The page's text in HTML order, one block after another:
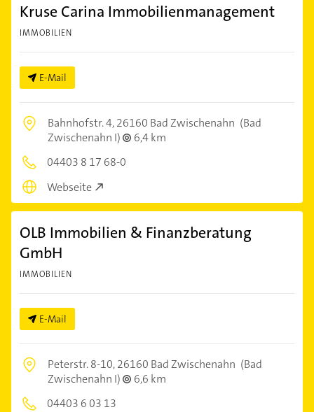
Kruse Carina Immobilienmanagement
IMMOBILIEN
E-Mail
Bahnhofstr. 4,26160 Bad Zwischenahn (Bad
Zwischenahn I)
6,4 km
04403 8 17 68-0
Webseite
OLB Immobilien & Finanzberatung
GmbH
IMMOBILIEN
E-Mail
Peterstr. 8-10,26160 Bad Zwischenahn (Bad
Zwischenahn I)
6,6 km
04403 6 03 13